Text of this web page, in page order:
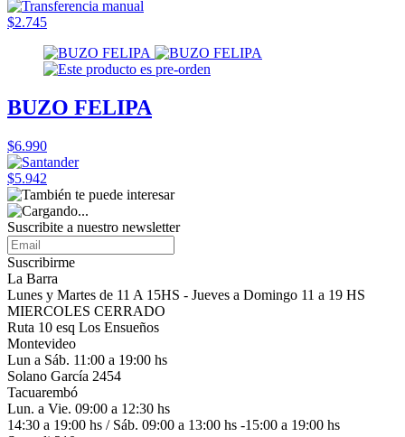
$2.745
BUZO FELIPA
$6.990
$5.942
Suscribite a nuestro newsletter
Suscribirme
La Barra
Lunes y Martes de 11 A 15HS - Jueves a Domingo 11 a 19 HS
MIERCOLES CERRADO
Ruta 10 esq Los Ensueños
Montevideo
Lun a Sáb. 11:00 a 19:00 hs
Solano García 2454
Tacuarembó
Lun. a Vie. 09:00 a 12:30 hs
14:30 a 19:00 hs / Sáb. 09:00 a 13:00 hs -15:00 a 19:00 hs